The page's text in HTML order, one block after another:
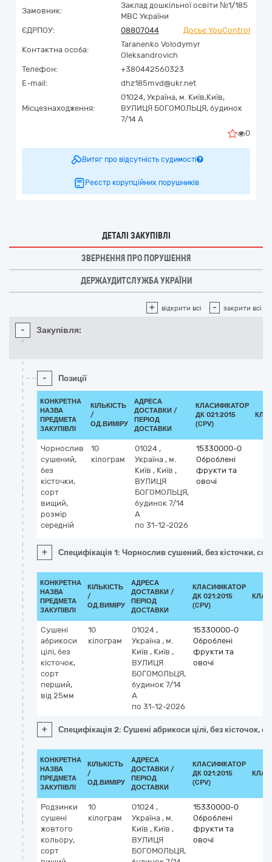
Замовник:
Заклад дошкільної освіти №1/185
МВС України
ЄДРПОУ:
08807044 Досьє YouControl
Контактна особа:
Taranenko Volodymyr
Oleksandrovich
Телефон:
+380442560323
E-mail:
dhz185mvd@ukr.net
Місцезнаходження:
01024, Україна, м. Київ,Київ,
ВУЛИЦЯ БОГОМОЛЬЦЯ, будинок
7/14 А
0
Витяг про відсутність судимості
Реєстр корупційних порушників
ДЕТАЛІ ЗАКУПІВЛІ
ЗВЕРНЕННЯ ПРО ПОРУШЕННЯ
ДЕРЖАУДИТСЛУЖБА УКРАЇНИ
+ відкрити всі - закрити всі
- Закупівля:
- Позиції
КОНКРЕТНА
НАЗВА
ПРЕДМЕТА
ЗАКУПІВЛІ
КІЛЬКІСТЬ
/
ОД.ВИМІРУ
АДРЕСА
ДОСТАВКИ /
ПЕРІОД
ДОСТАВКИ
КЛАСИФІКАТОР
ДК 021:2015
(CPV)
Чорнослив
сушений,
без
кісточки,
сорт
вищий,
розмір
середній
10
кілограм
01024 ,
Україна , м.
Київ , Київ ,
ВУЛИЦЯ
БОГОМОЛЬЦЯ,
будинок 7/14
А
по 31-12-2026
15330000-0
Оброблені
фрукти та
овочі
+ Специфікація 1: Чорнослив сушений, без кісточки,
КОНКРЕТНА
НАЗВА
ПРЕДМЕТА
ЗАКУПІВЛІ
КІЛЬКІСТЬ
/
ОД.ВИМІРУ
АДРЕСА
ДОСТАВКИ /
ПЕРІОД
ДОСТАВКИ
КЛАСИФІКАТОР
ДК 021:2015
(CPV)
Сушені
абрикоси
цілі, без
кісточок,
сорт
перший,
від 25мм
10
кілограм
01024 ,
Україна , м.
Київ , Київ ,
ВУЛИЦЯ
БОГОМОЛЬЦЯ,
будинок 7/14
А
по 31-12-2026
15330000-0
Оброблені
фрукти та
овочі
+ Специфікація 2: Сушені абрикоси цілі, без кісточок,
КОНКРЕТНА
НАЗВА
ПРЕДМЕТА
ЗАКУПІВЛІ
КІЛЬКІСТЬ
/
ОД.ВИМІРУ
АДРЕСА
ДОСТАВКИ /
ПЕРІОД
ДОСТАВКИ
КЛАСИФІКАТОР
ДК 021:2015
(CPV)
Родзинки
сушені
жовтого
кольору,
сорт
10
кілограм
01024 ,
Україна , м.
Київ , Київ ,
ВУЛИЦЯ
БОГОМОЛЬЦЯ,
15330000-0
Оброблені
фрукти та
овочі